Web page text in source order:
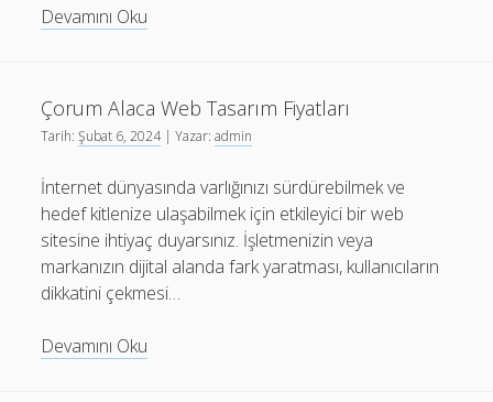
Devamını Oku
Stratejileriyle
İşletmenizin
Dönüşüm
Nasıl
Artırabilirsiniz
Çorum Alaca Web Tasarım Fiyatları
Tarih:Şubat 6, 2024| Yazar:admin
İnternet dünyasında varlığınızı sürdürebilmek ve
hedef kitlenize ulaşabilmek için etkileyici bir web
sitesine ihtiyaç duyarsınız. İşletmenizin veya
markanızın dijital alanda fark yaratması, kullanıcıların
dikkatini çekmesi…
Devamını Oku